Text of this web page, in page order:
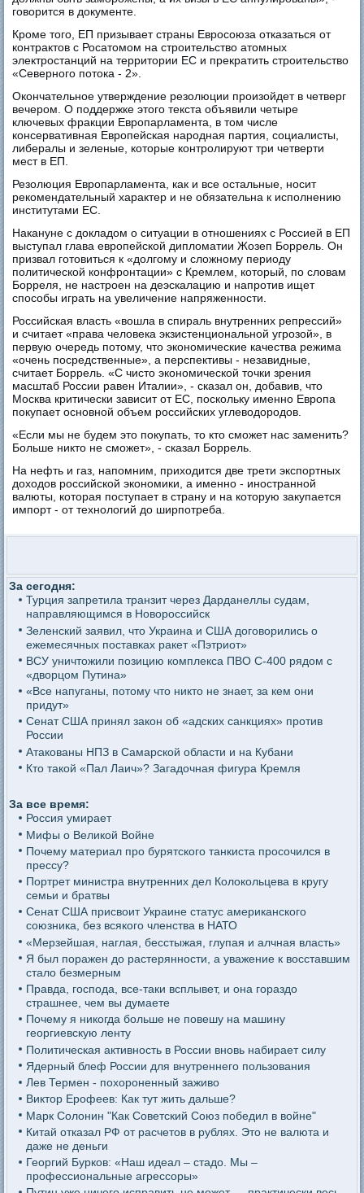
говорится в документе.
Кроме того, ЕП призывает страны Евросоюза отказаться от
контрактов с Росатомом на строительство атомных
электростанций на территории ЕС и прекратить строительство
«Северного потока - 2».
Окончательное утверждение резолюции произойдет в четверг
вечером. О поддержке этого текста объявили четыре
ключевых фракции Европарламента, в том числе
консервативная Европейская народная партия, социалисты,
либералы и зеленые, которые контролируют три четверти
мест в ЕП.
Резолюция Европарламента, как и все остальные, носит
рекомендательный характер и не обязательна к исполнению
институтами ЕС.
Накануне с докладом о ситуации в отношениях с Россией в ЕП
выступал глава европейской дипломатии Жозеп Боррель. Он
призвал готовиться к «долгому и сложному периоду
политической конфронтации» с Кремлем, который, по словам
Борреля, не настроен на деэскалацию и напротив ищет
способы играть на увеличение напряженности.
Российская власть «вошла в спираль внутренних репрессий»
и считает «права человека экзистенциональной угрозой», в
первую очередь потому, что экономические качества режима
«очень посредственные», а перспективы - незавидные,
считает Боррель. «С чисто экономической точки зрения
масштаб России равен Италии», - сказал он, добавив, что
Москва критически зависит от ЕС, поскольку именно Европа
покупает основной объем российских углеводородов.
«Если мы не будем это покупать, то кто сможет нас заменить?
Больше никто не сможет», - сказал Боррель.
На нефть и газ, напомним, приходится две трети экспортных
доходов российской экономики, а именно - иностранной
валюты, которая поступает в страну и на которую закупается
импорт - от технологий до ширпотреба.
За сегодня:
Турция запретила транзит через Дарданеллы судам,
направляющимся в Новороссийск
Зеленский заявил, что Украина и США договорились о
ежемесячных поставках ракет «Пэтриот»
ВСУ уничтожили позицию комплекса ПВО С-400 рядом с
«дворцом Путина»
«Все напуганы, потому что никто не знает, за кем они
придут»
Сенат США принял закон об «адских санкциях» против
России
Атакованы НПЗ в Самарской области и на Кубани
Кто такой «Пал Лаич»? Загадочная фигура Кремля
За все время:
Россия умирает
Мифы о Великой Войне
Почему материал про бурятского танкиста просочился в
прессу?
Портрет министра внутренних дел Колокольцева в кругу
семьи и братвы
Сенат США присвоит Украине статус американского
союзника, без всякого членства в НАТО
«Мерзейшая, наглая, бесстыжая, глупая и алчная власть»
Я был поражен до растерянности, а уважение к восставшим
стало безмерным
Правда, господа, все-таки всплывет, и она гораздо
страшнее, чем вы думаете
Почему я никогда больше не повешу на машину
георгиевскую ленту
Политическая активность в России вновь набирает силу
Ядерный блеф России для внутреннего пользования
Лев Термен - похороненный заживо
Виктор Ерофеев: Как тут жить дальше?
Марк Солонин "Как Советский Союз победил в войне"
Китай отказал РФ от расчетов в рублях. Это не валюта и
даже не деньги
Георгий Бурков: «Наш идеал – стадо. Мы –
профессиональные агрессоры»